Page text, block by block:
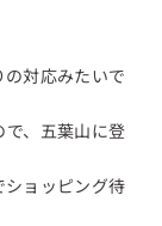
対応みたいで
、五葉山に登
ョッピング待